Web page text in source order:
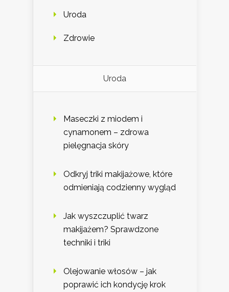
Uroda
Zdrowie
Uroda
Maseczki z miodem i
cynamonem – zdrowa
pielęgnacja skóry
Odkryj triki makijażowe, które
odmieniają codzienny wygląd
Jak wyszczuplić twarz
makijażem? Sprawdzone
techniki i triki
Olejowanie włosów – jak
poprawić ich kondycję krok